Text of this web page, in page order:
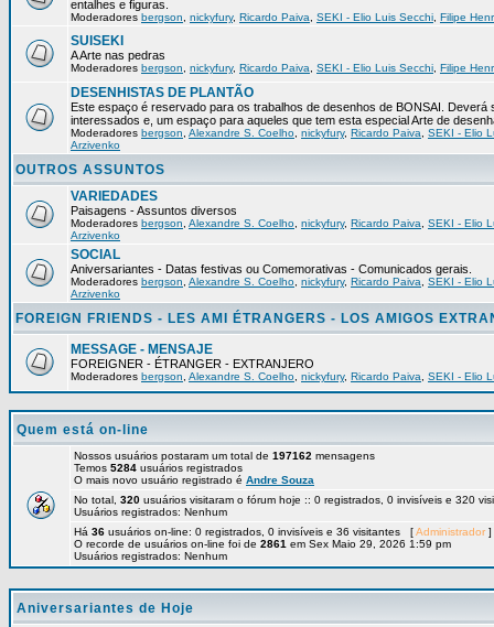
entalhes e figuras.
Moderadores bergson nickyfury, Ricardo Paiva SEKI - Elio Luis Secchi Filipe
SUISEKI
A Arte nas pedras
Moderadores bergson nickyfury, Ricardo Paiva SEKI - Elio Luis Secchi Filipe
DESENHISTAS DE PLANTÃO
Este espaço é reservado para os trabalhos de desenhos de BONSAI. Deverá
interessados e, um espaço para aqueles que tem esta especial Arte de
Moderadores bergson Alexandre S. Coelho nickyfury, Ricardo Paiva
SEKI - Elio
Arzivenko
OUTROS ASSUNTOS
VARIEDADES
Paisagens - Assuntos diversos
Moderadores bergson Alexandre S. Coelho nickyfury, Ricardo Paiva
SEKI - Elio
Arzivenko
SOCIAL
Aniversariantes - Datas festivas ou Comemorativas - Comunicados gerais.
Moderadores bergson Alexandre S. Coelho nickyfury, Ricardo Paiva
SEKI - Elio
Arzivenko
FOREIGN FRIENDS - LES AMI ÉTRANGERS - LOS AMIGOS
MESSAGE - MENSAJE
FOREIGNER - ÉTRANGER - EXTRANJERO
Moderadores bergson Alexandre S. Coelho nickyfury, Ricardo Paiva SEKI - Elio
Quem está on-line
Nossos usuários postaram um total de 197162 mensagens
Temos 5284 usuários registrados
O mais novo usuário registrado é Andre Souza
No total, 320 usuários visitaram o fórum hoje :: 0 registrados, 0 invisíveis e 320
Usuários registrados: Nenhum
Há 36 usuários on-line: 0 registrados, 0 invisíveis e 36 visitantes [Administrador
O recorde de usuários on-line foi de 2861 em Sex Maio 29, 2026 1:59 pm
Usuários registrados: Nenhum
Aniversariantes de Hoje